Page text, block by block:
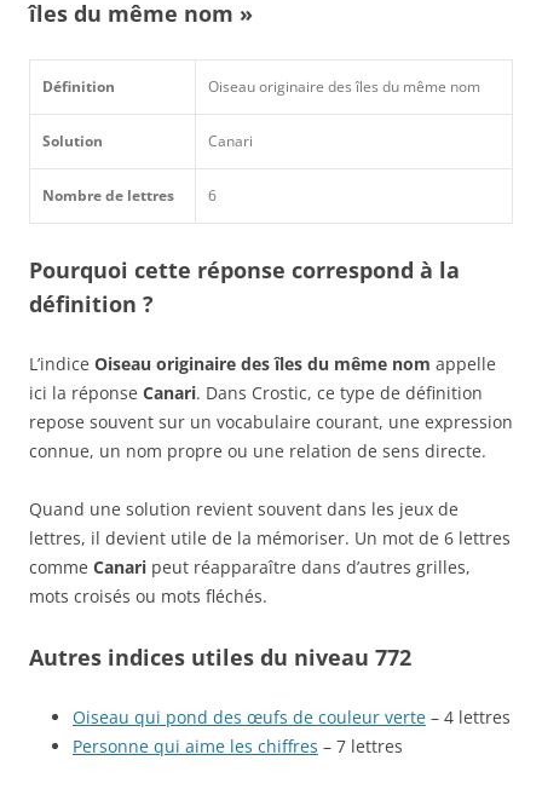
îles du même nom »
Définition Oiseau originaire des îles du même nom
Solution Canari
Nombre de lettres 6
Pourquoi cette réponse correspond à la
définition ?
L’indice Oiseau originaire des îles du même nom appelle
ici la réponse Canari. Dans Crostic, ce type de définition
repose souvent sur un vocabulaire courant, une expression
connue, un nom propre ou une relation de sens directe.
Quand une solution revient souvent dans les jeux de
lettres, il devient utile de la mémoriser. Un mot de 6 lettres
comme Canari peut réapparaître dans d’autres grilles,
mots croisés ou mots fléchés.
Autres indices utiles du niveau 772
Oiseau qui pond des œufs de couleur verte – 4 lettres
Personne qui aime les chiffres – 7 lettres